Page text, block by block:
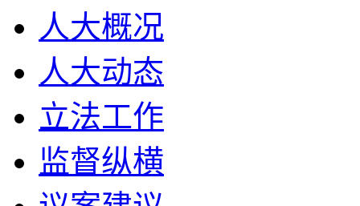
人大概况
人大动态
立法工作
监督纵横